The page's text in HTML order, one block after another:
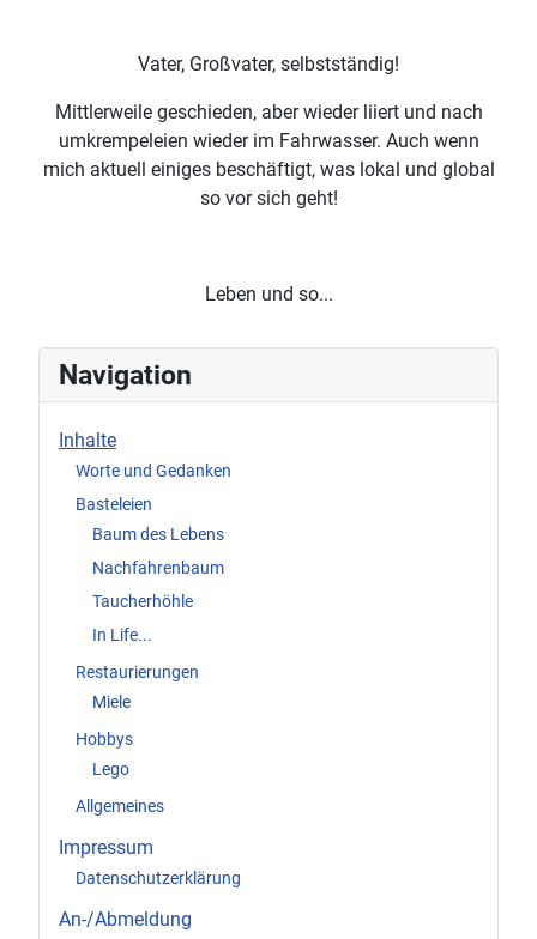
Vater, Großvater, selbstständig!
Mittlerweile geschieden, aber wieder liiert und nach
umkrempeleien wieder im Fahrwasser. Auch wenn
mich aktuell einiges beschäftigt, was lokal und global
so vor sich geht!
Leben und so...
Navigation
Inhalte
Worte und Gedanken
Basteleien
Baum des Lebens
Nachfahrenbaum
Taucherhöhle
In Life...
Restaurierungen
Miele
Hobbys
Lego
Allgemeines
Impressum
Datenschutzerklärung
An-/Abmeldung